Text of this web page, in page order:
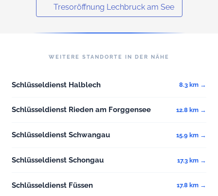
Tresoröffnung Lechbruck am See
WEITERE STANDORTE IN DER NÄHE
Schlüsseldienst Halblech 8.3 km →
Schlüsseldienst Rieden am Forggensee 12.8 km →
Schlüsseldienst Schwangau 15.9 km →
Schlüsseldienst Schongau 17.3 km →
Schlüsseldienst Füssen 17.8 km →